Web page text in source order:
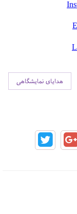
هدایای نمایشگاهی